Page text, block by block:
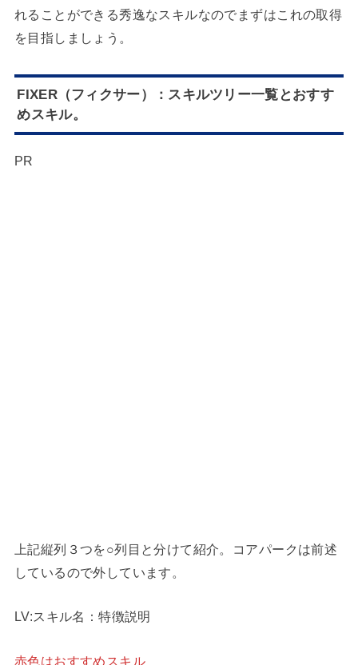
れることができる秀逸なスキルなのでまずはこれの取得
を目指しましょう。
FIXER（フィクサー）：スキルツリー一覧とおすす
めスキル。
PR
上記縦列３つを○列目と分けて紹介。コアパークは前述
しているので外しています。
LV:スキル名：特徴説明
赤色はおすすめスキル